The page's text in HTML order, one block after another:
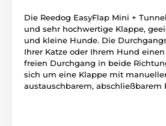
Die Reedog EasyFlap Mini +
und sehr hochwertige Klappe,
und kleine Hunde. Die
Ihrer Katze oder Ihrem Hund
freien Durchgang in beide
sich um eine Klappe mit
austauschbarem, abschließbarem